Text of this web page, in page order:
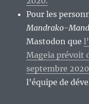
Pour les
Mandrako-
Mastodon que
Mageia prévoit
septembre
l’équipe de